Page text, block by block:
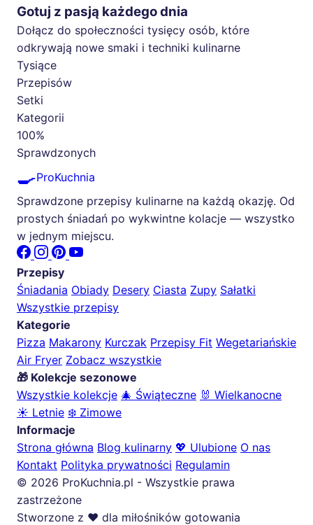
Gotuj z pasją każdego dnia
Dołącz do społeczności tysięcy osób, które
odkrywają nowe smaki i techniki kulinarne
Tysiące
Przepisów
Setki
Kategorii
100%
Sprawdzonych
🍳ProKuchnia
Sprawdzone przepisy kulinarne na każdą okazję. Od
prostych śniadań po wykwintne kolacje — wszystko
w jednym miejscu.
Przepisy
Śniadania Obiady Desery Ciasta Zupy Sałatki
Wszystkie przepisy
Kategorie
Pizza Makarony Kurczak Przepisy Fit Wegetariańskie
Air Fryer Zobacz wszystkie
🎁 Kolekcje sezonowe
Wszystkie kolekcje 🎄 Świąteczne 🐰 Wielkanocne
☀️ Letnie ❄️ Zimowe
Informacje
Strona główna Blog kulinarny 💖 Ulubione O nas
Kontakt Polityka prywatności Regulamin
© 2026 ProKuchnia.pl - Wszystkie prawa
zastrzeżone
Stworzone z ❤️ dla miłośników gotowania